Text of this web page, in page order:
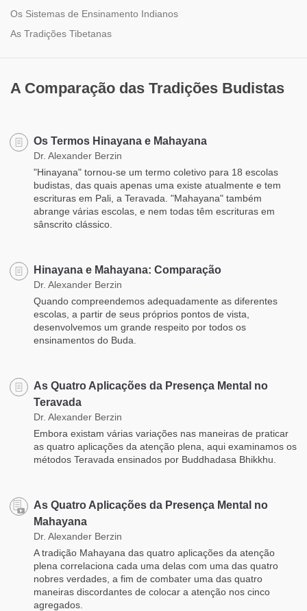
Os Sistemas de Ensinamento Indianos
As Tradições Tibetanas
A Comparação das Tradições Budistas
Os Termos Hinayana e Mahayana
Dr. Alexander Berzin
"Hinayana" tornou-se um termo coletivo para 18 escolas
budistas, das quais apenas uma existe atualmente e tem
escrituras em Pali, a Teravada. "Mahayana" também
abrange várias escolas, e nem todas têm escrituras em
sânscrito clássico.
Hinayana e Mahayana: Comparação
Dr. Alexander Berzin
Quando compreendemos adequadamente as diferentes
escolas, a partir de seus próprios pontos de vista,
desenvolvemos um grande respeito por todos os
ensinamentos do Buda.
As Quatro Aplicações da Presença Mental no
Teravada
Dr. Alexander Berzin
Embora existam várias variações nas maneiras de praticar
as quatro aplicações da atenção plena, aqui examinamos os
métodos Teravada ensinados por Buddhadasa Bhikkhu.
As Quatro Aplicações da Presença Mental no
Mahayana
Dr. Alexander Berzin
A tradição Mahayana das quatro aplicações da atenção
plena correlaciona cada uma delas com uma das quatro
nobres verdades, a fim de combater uma das quatro
maneiras discordantes de colocar a atenção nos cinco
agregados.